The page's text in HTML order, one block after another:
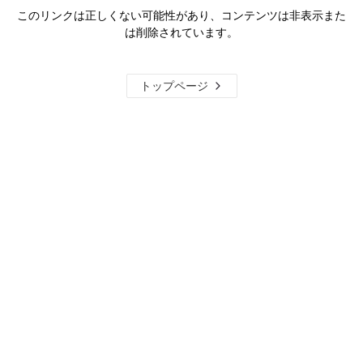
このリンクは正しくない可能性があり、コンテンツは非表示また
は削除されています。
トップページ